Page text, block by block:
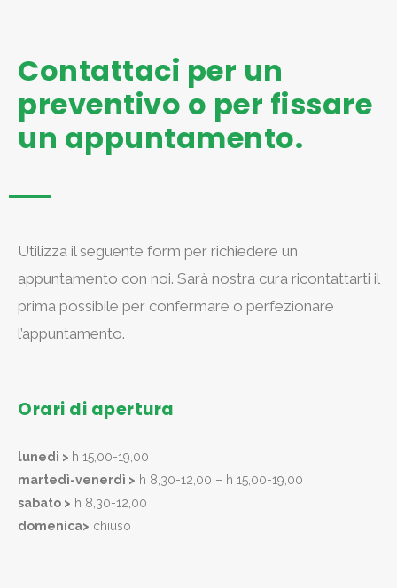
Contattaci per un
preventivo o per fissare
un appuntamento.
Utilizza il seguente form per richiedere un
appuntamento con noi. Sarà nostra cura ricontattarti il
prima possibile per confermare o perfezionare
l’appuntamento.
Orari di apertura
lunedi > h 15,00-19,00
martedì-venerdì > h 8,30-12,00 – h 15,00-19,00
sabato > h 8,30-12,00
domenica> chiuso